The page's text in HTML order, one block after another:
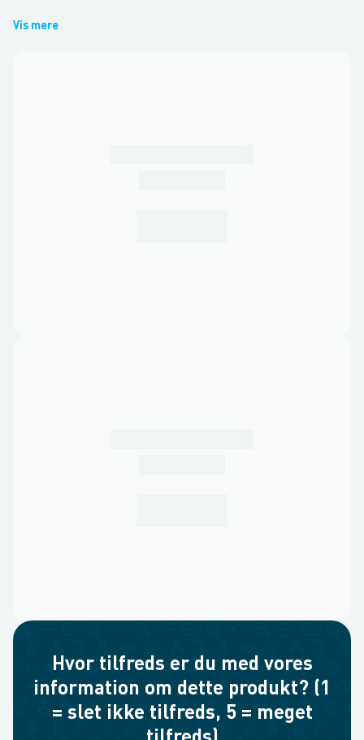
Vis mere
Hvor tilfreds er du med vores
information om dette produkt? (1
= slet ikke tilfreds, 5 = meget